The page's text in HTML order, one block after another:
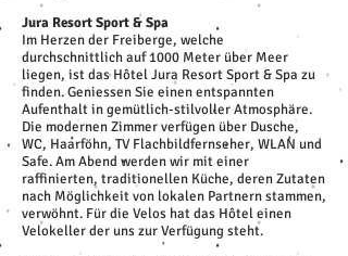
Jura Resort Sport & Spa
Im Herzen der Freiberge, welche
durchschnittlich auf 1000 Meter über Meer
liegen, ist das Hôtel Jura Resort Sport & Spa zu
finden. Geniessen Sie einen entspannten
Aufenthalt in gemütlich-stilvoller Atmosphäre.
Die modernen Zimmer verfügen über Dusche,
WC, Haarföhn, TV Flachbildfernseher, WLAN und
Safe. Am Abend werden wir mit einer
raffinierten, traditionellen Küche, deren Zutaten
nach Möglichkeit von lokalen Partnern stammen,
verwöhnt. Für die Velos hat das Hôtel einen
Velokeller der uns zur Verfügung steht.